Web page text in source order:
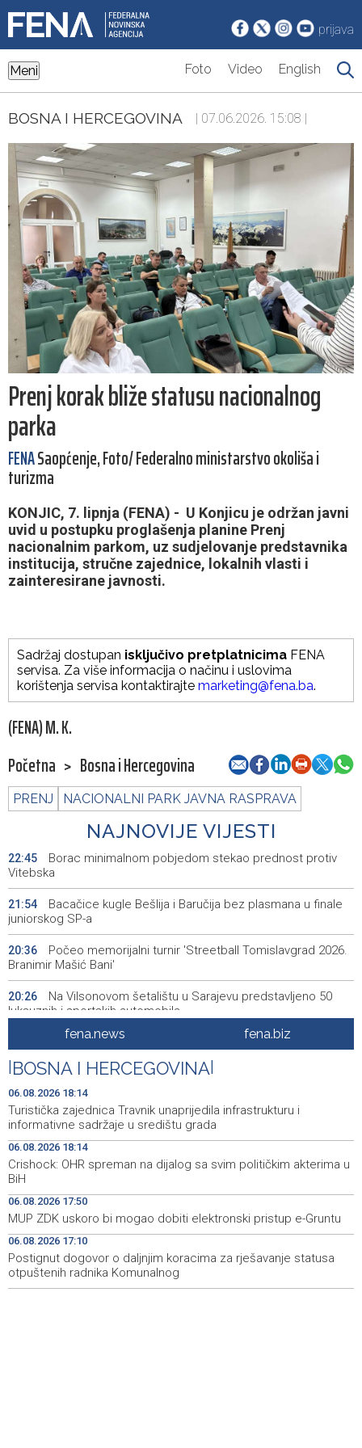
prijava
Meni Foto Video English
BOSNA I HERCEGOVINA | 07.06.2026. 15:08 |
Prenj korak bliže statusu nacionalnog
parka
FENASaopćenje, Foto/ Federalno ministarstvo okoliša i
turizma
KONJIC, 7. lipnja (FENA) - U Konjicu je održan javni
uvid u postupku proglašenja planine Prenj
nacionalnim parkom, uz sudjelovanje predstavnika
institucija, stručne zajednice, lokalnih vlasti i
zainteresirane javnosti.
Sadržaj dostupan isključivo pretplatnicima FENA
servisa. Za više informacija o načinu i uslovima
korištenja servisa kontaktirajte marketing@fena.ba.
(FENA) M. K.
Početna > Bosna i Hercegovina
PRENJ NACIONALNI PARK JAVNA RASPRAVA
NAJNOVIJE VIJESTI
22:45
Borac minimalnom pobjedom stekao prednost protiv
Vitebska
21:54
Bacačice kugle Bešlija i Baručija bez plasmana u finale
juniorskog SP-a
20:36
Počeo memorijalni turnir 'Streetball Tomislavgrad 2026.
Branimir Mašić Bani'
20:26
Na Vilsonovom šetalištu u Sarajevu predstavljeno 50
luksuznih i sportskih automobila
Announcement of events for Friday, 7 August 2026
19:55
Drugi Festival bakri okupio mještane i posjetitelje kod
Livna
19:45
Novi Travnik receives first direct EU funding for UNESCO
19:33
Crishock: OHR maintains an open dialogue with all
political stakeholders in BiH
19:32
Velika nagrada Britanije ostaje u MotoGP kalendaru do
2028. godine
19:29
Španska krajnja ljevica i desnica ujedinjene protiv
Maroka kao suorganizatora SP 2030.
fena.news fena.biz
BOSNA I HERCEGOVINA
06.08.2026 18:14
Turistička zajednica Travnik unaprijedila infrastrukturu i
informativne sadržaje u središtu grada
06.08.2026 18:14
Crishock: OHR spreman na dijalog sa svim političkim akterima u
BiH
06.08.2026 17:50
MUP ZDK uskoro bi mogao dobiti elektronski pristup e-Gruntu
06.08.2026 17:10
Postignut dogovor o daljnjim koracima za rješavanje statusa
otpuštenih radnika Komunalnog